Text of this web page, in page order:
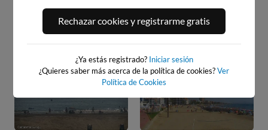
WEBCAMS CERCANAS
Rechazar cookies y registrarme gratis
¿Ya estás registrado? Iniciar sesión
¿Quieres saber más acerca de la política de cookies?Ver
Política de Cookies